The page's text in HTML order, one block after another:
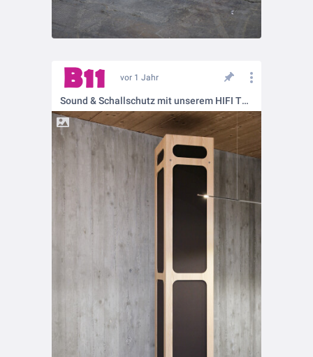
vor 1 Jahr
Sound & Schallschutz mit unserem HIFI TOWER